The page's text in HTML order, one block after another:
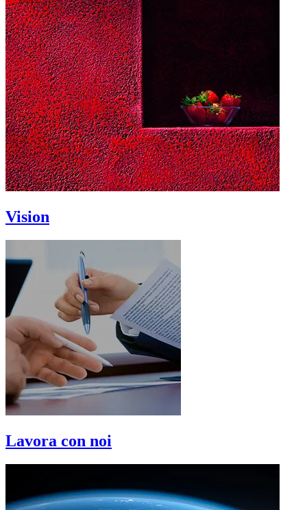
Vision
Lavora con noi